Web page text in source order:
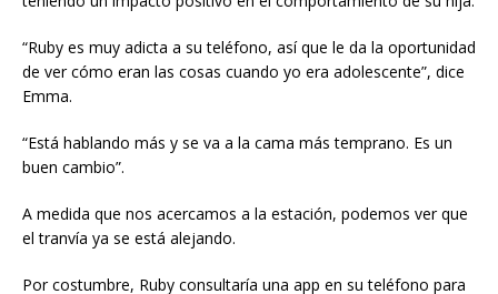
“Ruby es muy adicta a su teléfono, así que le da la oportunidad
de ver cómo eran las cosas cuando yo era adolescente”, dice
Emma.
“Está hablando más y se va a la cama más temprano. Es un
buen cambio”.
A medida que nos acercamos a la estación, podemos ver que
el tranvía ya se está alejando.
Por costumbre, Ruby consultaría una app en su teléfono para